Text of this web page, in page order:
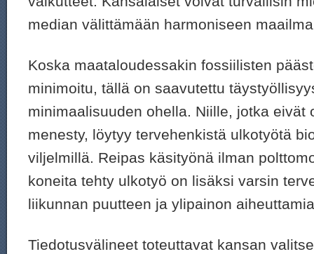
median välittämään harmoniseen
Koska maataloudessakin fossiilisten
minimoitu, tällä on saavutettu
minimaalisuuden ohella. Niille, jotka eivät
menesty, löytyy tervehenkistä ulkotyötä
viljelmillä. Reipas käsityönä ilman
koneita tehty ulkotyö on lisäksi varsin
liikunnan puutteen ja ylipainon
Tiedotusvälineet toteuttavat kansan